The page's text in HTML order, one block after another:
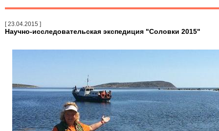
[ 23.04.2015 ]
Научно-исследовательская экспедиция "Соловки 2015"